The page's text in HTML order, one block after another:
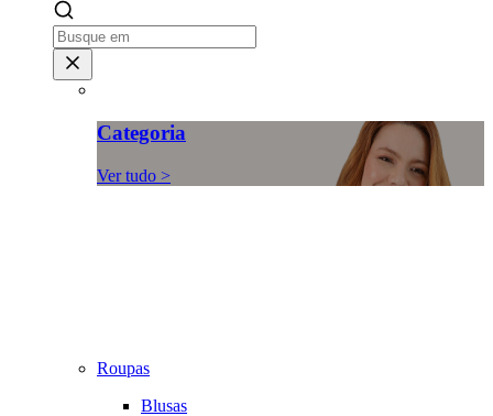
Categoria
Ver tudo >
Roupas
Blusas